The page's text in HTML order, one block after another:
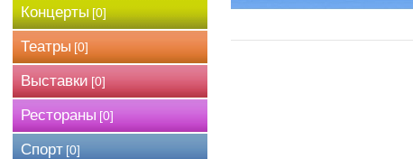
Концерты [0]
Театры [0]
Выставки [0]
Рестораны [0]
Спорт [0]